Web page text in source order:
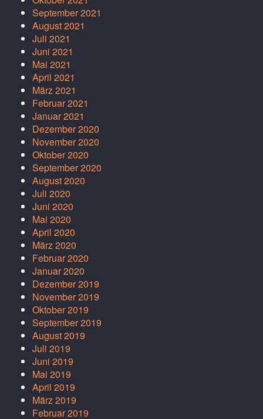
September 2021
August 2021
Juli 2021
Juni 2021
Mai 2021
April 2021
März 2021
Februar 2021
Januar 2021
Dezember 2020
November 2020
Oktober 2020
September 2020
August 2020
Juli 2020
Juni 2020
Mai 2020
April 2020
März 2020
Februar 2020
Januar 2020
Dezember 2019
November 2019
Oktober 2019
September 2019
August 2019
Juli 2019
Juni 2019
Mai 2019
April 2019
März 2019
Februar 2019